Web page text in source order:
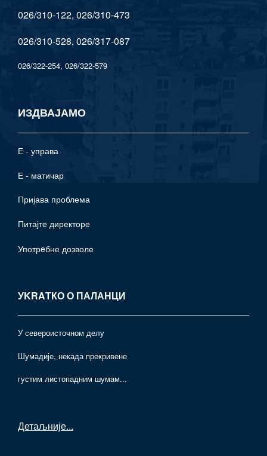
026/310-122, 026/310-473
026/310-528, 026/317-087
026/322-254, 026/322-579
ИЗДВАЈАМО
Е - управа
Е - матичар
Пријава проблема
Питајте директоре
Употрeбне дозволе
УKRAТКО О ПАЛАНЦИ
У североисточном делу
Шумадије, некада прекривене
густим листопадним шумам...
Детаљније...